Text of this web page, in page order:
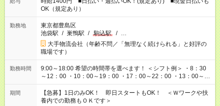
OK（規定あり）
勤務地
東京都豊島区
池袋駅 / 巣鴨駅 / 駒込駅 / …
大手物流会社（年齢不問／「無理なく続けられる」と好評の
職場です）
勤務時間
9:00～18:00 希望の時間帯を選べます！ ＜シフト例＞ ・8：30
～12：00 ・10：00～19：00 ・17：00～22：00 ・13：00～
22：00 ・22：00～翌6：00 など
期間
【急募】1日のみOK！ 即日スタートもOK！ ＜Ｗワークや扶
養内での勤務もＯＫです＞